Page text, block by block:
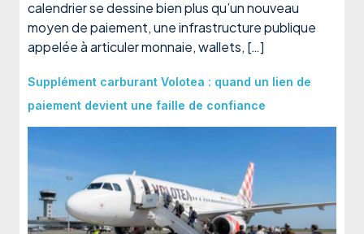
calendrier se dessine bien plus qu’un nouveau
moyen de paiement, une infrastructure publique
appelée à articuler monnaie, wallets, […]
Supplément carburant Volotea : quand un lien de
paiement devient une faille de confiance